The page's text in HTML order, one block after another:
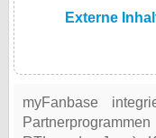
Externe
myFanbase